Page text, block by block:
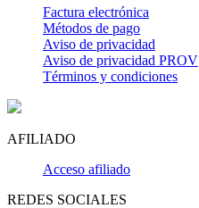
Factura electrónica
Métodos de pago
Aviso de privacidad
Aviso de privacidad PROV
Términos y condiciones
AFILIADO
Acceso afiliado
REDES SOCIALES